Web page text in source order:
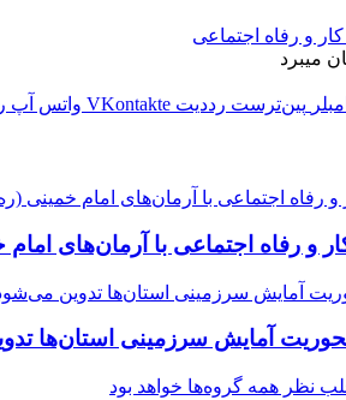
و رفاه اجتماعی
‫پین‌ترست ‫رددیت ‫VKontakte واتس آپ
و رفاه اجتماعی با آرمان‌های
آمایش سرزمینی استان‌ها